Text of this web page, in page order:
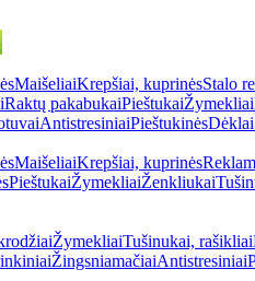
MaišeliaiKrepšiai, kuprinėsStalo
Raktų pakabukaiPieštukaiŽymekliai
AntistresiniaiPieštukinės
MaišeliaiKrepšiai, kuprinės
PieštukaiŽymekliaiŽenkliukai
ŽymekliaiTušinukai, rašikliai
ŽingsniamačiaiAntistresiniai